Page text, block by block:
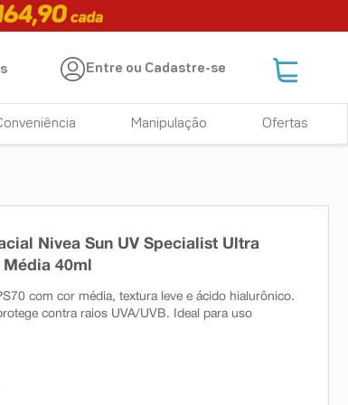
Entre ou Cadastre-se
Manipulação Ofertas
Nivea Sun UV Specialist Ultra
40ml
com cor média, textura leve e ácido hialurônico.
contra raios UVA/UVB. Ideal para uso